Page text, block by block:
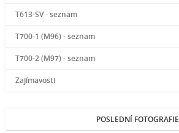
T613-SV - seznam
T700-1 (M96) - seznam
T700-2 (M97) - seznam
Zajímavosti
POSLEDNÍ FOTOGRAFIE